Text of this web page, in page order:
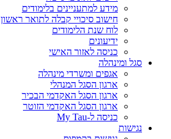
מידע למתעניינים בלימודים
חישוב סיכויי קבלה לתואר ראשון
לוח שנת הלימודים
ידיעונים
כניסה לאזור האישי
סגל ומינהלה
אגפים ומשרדי מינהלה
ארגון הסגל המנהלי
ארגון הסגל האקדמי הבכיר
ארגון הסגל האקדמי הזוטר
כניסה ל-My Tau
נגישות